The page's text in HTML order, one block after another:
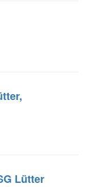
Lütter